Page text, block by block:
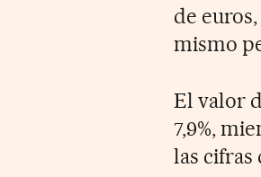
de
mismo
El valor
7,9%,
las cifras